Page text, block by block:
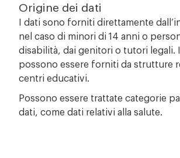
Origine dei dati
I dati sono forniti direttamente
nel caso di minori di 14 anni o
disabilità, dai genitori o tutori legali.
possono essere forniti da strutture
centri educativi.
Possono essere trattate categorie
dati, come dati relativi alla salute.